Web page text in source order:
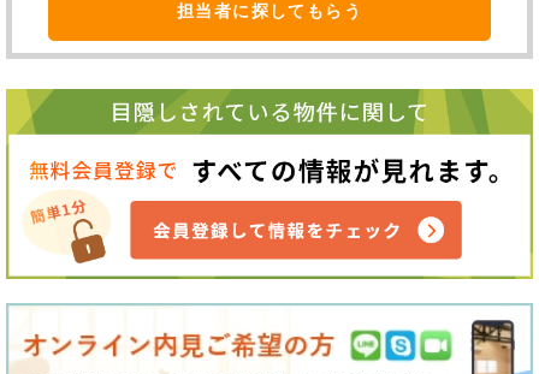
担当者に探してもらう